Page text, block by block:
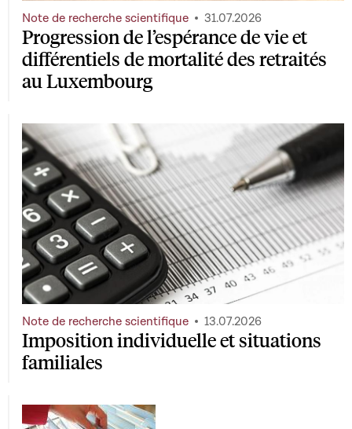
Progression de l’espérance de vie et
différentiels de mortalité des retraités
au Luxembourg
Note de recherche scientifique 31.07.2026
Imposition individuelle et situations
familiales
Note de recherche scientifique 13.07.2026